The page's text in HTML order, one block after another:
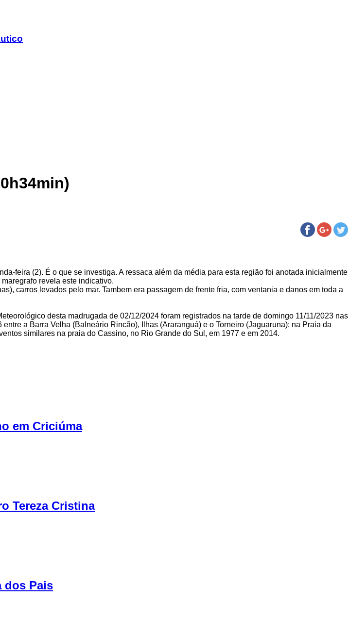
feira (2). É o que se investiga. A ressaca além da média para esta região foi anotada inicialmente
revela este indicativo.
carros levados pelo mar. Tambem era passagem de frente fria, com ventania e danos em toda a
desta madrugada de 02/12/2024 foram registrados na tarde de domingo 11/11/2023 nas
a Barra Velha (Balneário Rincão), Ilhas (Araranguá) e o Torneiro (Jaguaruna); na Praia da
similares na praia do Cassino, no Rio Grande do Sul, em 1977 e em 2014.
em Criciúma
Tereza Cristina
dos Pais